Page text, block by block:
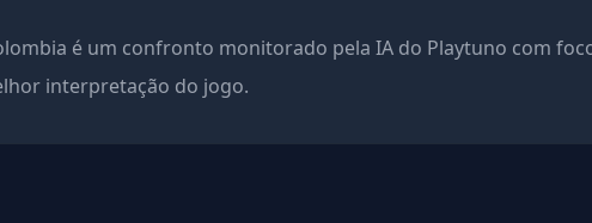
é um confronto monitorado pela IA do Playtuno com
interpretação do jogo.